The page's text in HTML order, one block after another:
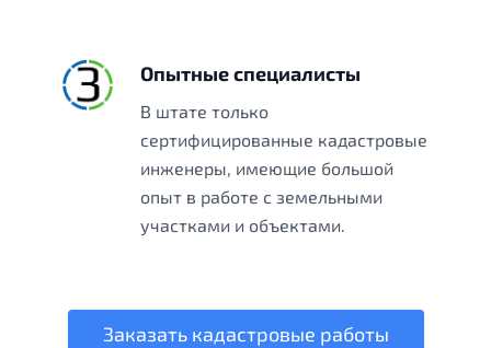
Опытные специалисты
В штате только
сертифицированные кадастровые
инженеры, имеющие большой
опыт в работе с земельными
участками и объектами.
Заказать кадастровые работы